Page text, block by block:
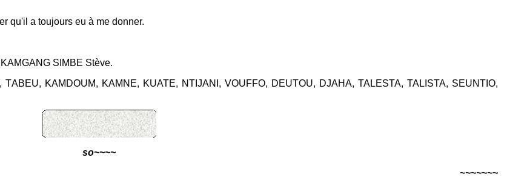
qu'il a toujours eu à me donner.
SIMBE Stève.
KAMDOUM, KAMNE, KUATE, NTIJANI, VOUFFO, DEUTOU, DJAHA, TALESTA, TALISTA, SEUNTIO,
so~~~~
~~~~~~~